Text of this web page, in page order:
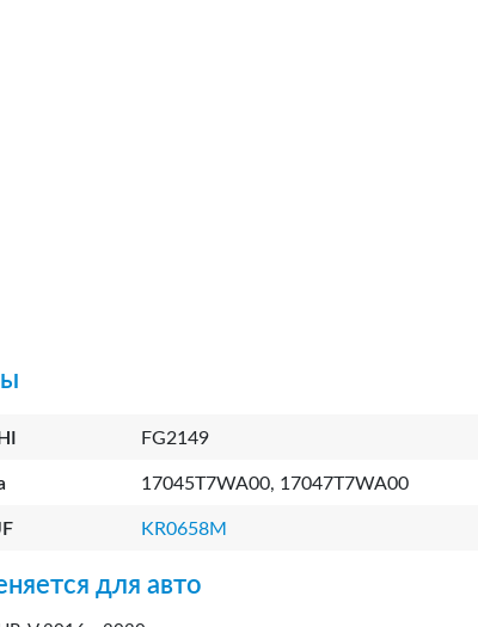
FG2149
17045T7WA00, 17047T7WA00
KR0658M
для авто